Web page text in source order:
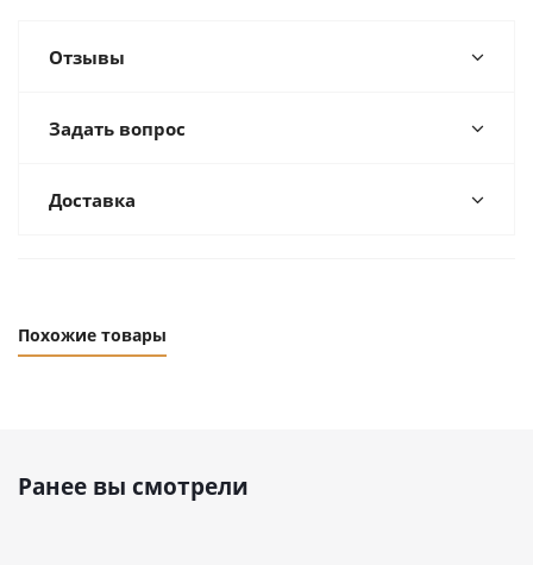
Отзывы
Задать вопрос
Доставка
Похожие товары
Ранее вы смотрели